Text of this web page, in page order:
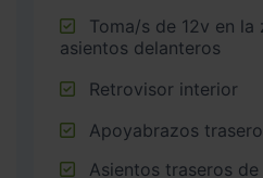
asientos delanteros
Retrovisor interior
Apoyabrazos trasero